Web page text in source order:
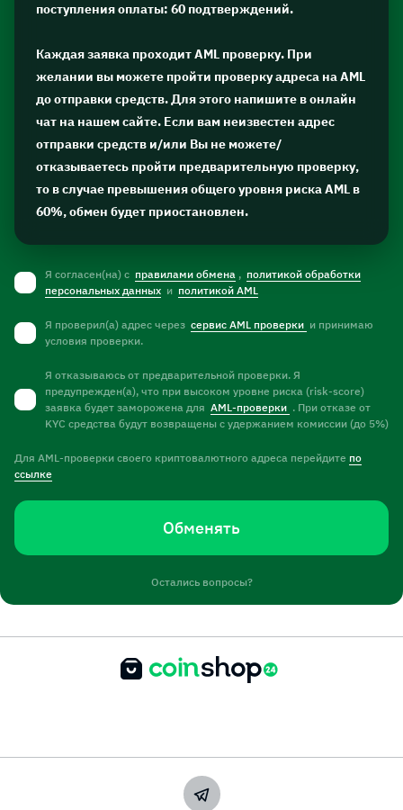
поступления оплаты: 60 подтверждений.
Каждая заявка проходит AML проверку. При
желании вы можете пройти проверку адреса на AML
до отправки средств. Для этого напишите в онлайн
чат на нашем сайте. Если вам неизвестен адрес
отправки средств и/или Вы не можете/
отказываетесь пройти предварительную проверку,
то в случае превышения общего уровня риска AML в
60%, обмен будет приостановлен.
Я согласен(на) с правилами обмена , политикой обработки
персональных данных и политикой AML
Я проверил(а) адрес через сервис AML проверки и принимаю
условия проверки.
Я отказываюсь от предварительной проверки. Я
предупрежден(а), что при высоком уровне риска (risk-score)
заявка будет заморожена для AML-проверки . При отказе от
KYC средства будут возвращены с удержанием комиссии (до 5%)
Для AML-проверки своего криптовалютного адреса перейдите по
ссылке
Обменять
Остались вопросы?